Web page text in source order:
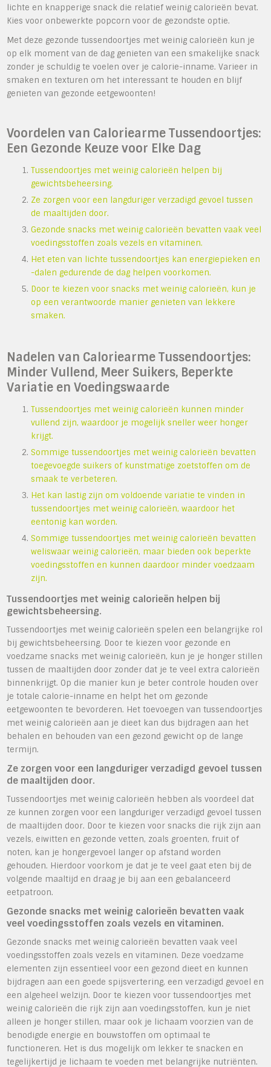
lichte en knapperige snack die relatief weinig calorieën bevat.
Kies voor onbewerkte popcorn voor de gezondste optie.
Met deze gezonde tussendoortjes met weinig calorieën kun je
op elk moment van de dag genieten van een smakelijke snack
zonder je schuldig te voelen over je calorie-inname. Varieer in
smaken en texturen om het interessant te houden en blijf
genieten van gezonde eetgewoonten!
Voordelen van Caloriearme Tussendoortjes:
Een Gezonde Keuze voor Elke Dag
Tussendoortjes met weinig calorieën helpen bij
gewichtsbeheersing.
Ze zorgen voor een langduriger verzadigd gevoel tussen
de maaltijden door.
Gezonde snacks met weinig calorieën bevatten vaak veel
voedingsstoffen zoals vezels en vitaminen.
Het eten van lichte tussendoortjes kan energiepieken en
-dalen gedurende de dag helpen voorkomen.
Door te kiezen voor snacks met weinig calorieën, kun je
op een verantwoorde manier genieten van lekkere
smaken.
Nadelen van Caloriearme Tussendoortjes:
Minder Vullend, Meer Suikers, Beperkte
Variatie en Voedingswaarde
Tussendoortjes met weinig calorieën kunnen minder
vullend zijn, waardoor je mogelijk sneller weer honger
krijgt.
Sommige tussendoortjes met weinig calorieën bevatten
toegevoegde suikers of kunstmatige zoetstoffen om de
smaak te verbeteren.
Het kan lastig zijn om voldoende variatie te vinden in
tussendoortjes met weinig calorieën, waardoor het
eentonig kan worden.
Sommige tussendoortjes met weinig calorieën bevatten
weliswaar weinig calorieën, maar bieden ook beperkte
voedingsstoffen en kunnen daardoor minder voedzaam
zijn.
Tussendoortjes met weinig calorieën helpen bij
gewichtsbeheersing.
Tussendoortjes met weinig calorieën spelen een belangrijke rol
bij gewichtsbeheersing. Door te kiezen voor gezonde en
voedzame snacks met weinig calorieën, kun je je honger stillen
tussen de maaltijden door zonder dat je te veel extra calorieën
binnenkrijgt. Op die manier kun je beter controle houden over
je totale calorie-inname en helpt het om gezonde
eetgewoonten te bevorderen. Het toevoegen van tussendoortjes
met weinig calorieën aan je dieet kan dus bijdragen aan het
behalen en behouden van een gezond gewicht op de lange
termijn.
Ze zorgen voor een langduriger verzadigd gevoel tussen
de maaltijden door.
Tussendoortjes met weinig calorieën hebben als voordeel dat
ze kunnen zorgen voor een langduriger verzadigd gevoel tussen
de maaltijden door. Door te kiezen voor snacks die rijk zijn aan
vezels, eiwitten en gezonde vetten, zoals groenten, fruit of
noten, kan je hongergevoel langer op afstand worden
gehouden. Hierdoor voorkom je dat je te veel gaat eten bij de
volgende maaltijd en draag je bij aan een gebalanceerd
eetpatroon.
Gezonde snacks met weinig calorieën bevatten vaak
veel voedingsstoffen zoals vezels en vitaminen.
Gezonde snacks met weinig calorieën bevatten vaak veel
voedingsstoffen zoals vezels en vitaminen. Deze voedzame
elementen zijn essentieel voor een gezond dieet en kunnen
bijdragen aan een goede spijsvertering, een verzadigd gevoel en
een algeheel welzijn. Door te kiezen voor tussendoortjes met
weinig calorieën die rijk zijn aan voedingsstoffen, kun je niet
alleen je honger stillen, maar ook je lichaam voorzien van de
benodigde energie en bouwstoffen om optimaal te
functioneren. Het is dus mogelijk om lekker te snacken en
tegelijkertijd je lichaam te voeden met belangrijke nutriënten.